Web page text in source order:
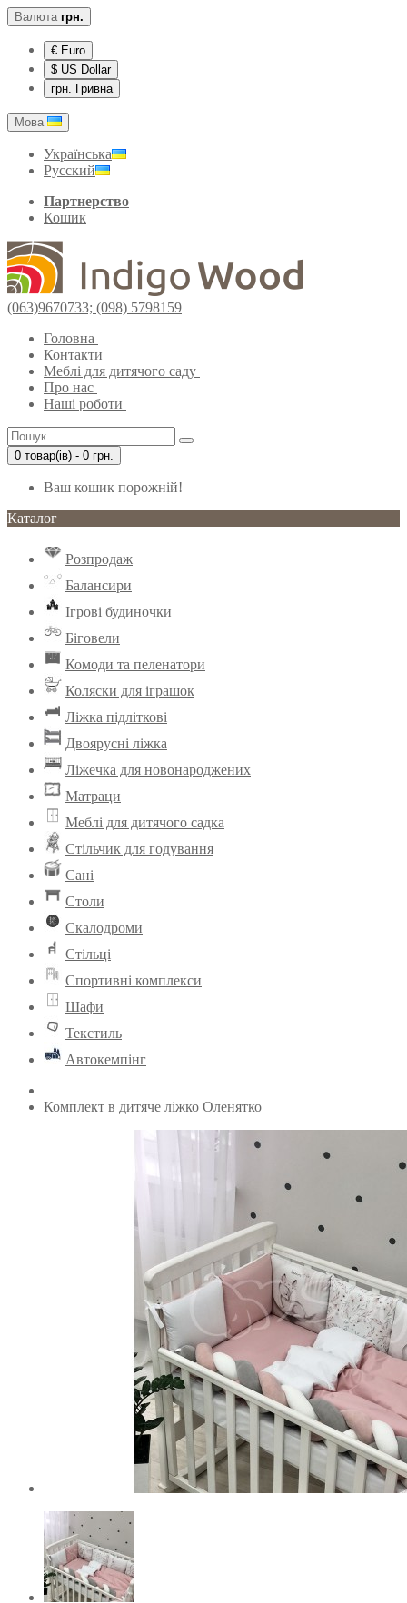
Валюта грн.
€ Euro
$ US Dollar
грн. Гривна
Мова
Українська
Русский
Партнерство
Кошик
(063)9670733; (098) 5798159
Головна
Контакти
Меблі для дитячого саду
Про нас
Наші роботи
0 товар(ів) - 0 грн.
Ваш кошик порожній!
Каталог
Розпродаж
Балансири
Ігрові будиночки
Біговели
Комоди та пеленатори
Коляски для іграшок
Ліжка підліткові
Двоярусні ліжка
Ліжечка для новонароджених
Матраци
Меблі для дитячого садка
Стільчик для годування
Сані
Столи
Скалодроми
Стільці
Спортивні комплекси
Шафи
Текстиль
Автокемпінг
Комплект в дитяче ліжко Оленятко